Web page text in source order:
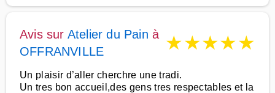
Avis sur Atelier du Pain à
OFFRANVILLE
★★★★★
Un plaisir d’aller cherchre une tradi.
Un tres bon accueil,des gens tres respectables et la